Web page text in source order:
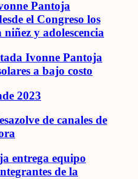
Pantoja
el Congreso los
niñez y adolescencia
Ivonne Pantoja
a bajo costo
2023
de canales de
entrega equipo
de la